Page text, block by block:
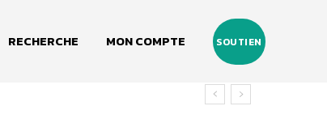
RECHERCHE MON COMPTE SOUTIEN